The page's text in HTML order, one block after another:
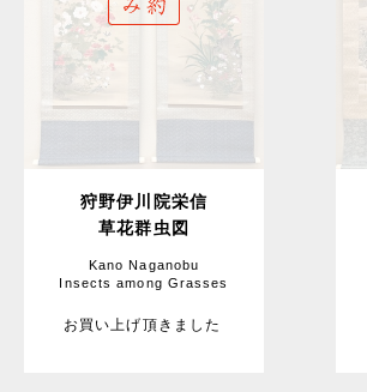
狩野伊川院栄信
草花群虫図
Kano Naganobu
Insects among Grasses
お買い上げ頂きました